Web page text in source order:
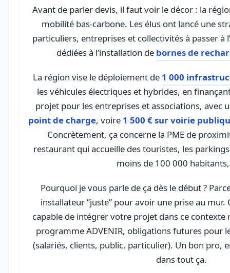
Avant de parler devis, il faut voir le décor : la
mobilité bas-carbone. Les élus ont lancé une
particuliers, entreprises et collectivités à passer à
dédiées à l’installation de bornes de
La région vise le déploiement de 1 000
les véhicules électriques et hybrides, en
projet pour les entreprises et associations, avec
point de charge, voire 1 500 € sur voirie
Concrètement, ça concerne la PME de
restaurant qui accueille des touristes, les
moins de 100 000
Pourquoi je vous parle de ça dès le début ?
installateur “juste” pour avoir une prise au
capable de intégrer votre projet dans ce contexte
programme ADVENIR, obligations futures pour
(salariés, clients, public, particulier). Un bon pro,
dans tout ça.